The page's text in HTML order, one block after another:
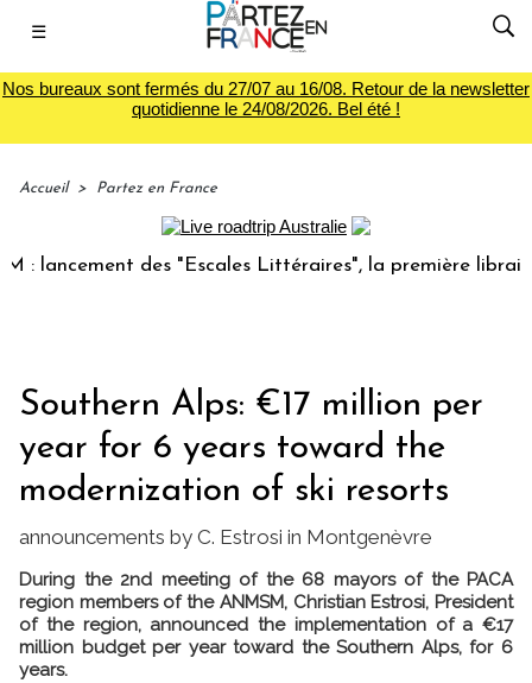
☰
Nos bureaux sont fermés du 27/07 au 16/08. Retour de la newsletter
quotidienne le 24/08/2026. Bel été !
Accueil > Partez en France
des "Escales Littéraires", la première librairie du
Southern Alps: €17 million per
year for 6 years toward the
modernization of ski resorts
announcements by C. Estrosi in Montgenèvre
During the 2nd meeting of the 68 mayors of the PACA
region members of the ANMSM, Christian Estrosi, President
of the region, announced the implementation of a €17
million budget per year toward the Southern Alps, for 6
years.